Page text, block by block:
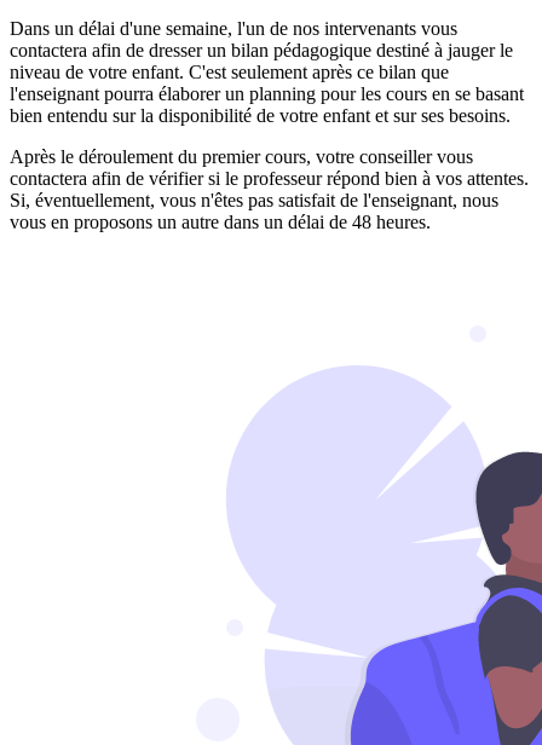
Dans un délai d'une semaine, l'un de nos intervenants vous
contactera afin de dresser un bilan pédagogique destiné à jauger le
niveau de votre enfant. C'est seulement après ce bilan que
l'enseignant pourra élaborer un planning pour les cours en se basant
bien entendu sur la disponibilité de votre enfant et sur ses besoins.
Après le déroulement du premier cours, votre conseiller vous
contactera afin de vérifier si le professeur répond bien à vos attentes.
Si, éventuellement, vous n'êtes pas satisfait de l'enseignant, nous
vous en proposons un autre dans un délai de 48 heures.